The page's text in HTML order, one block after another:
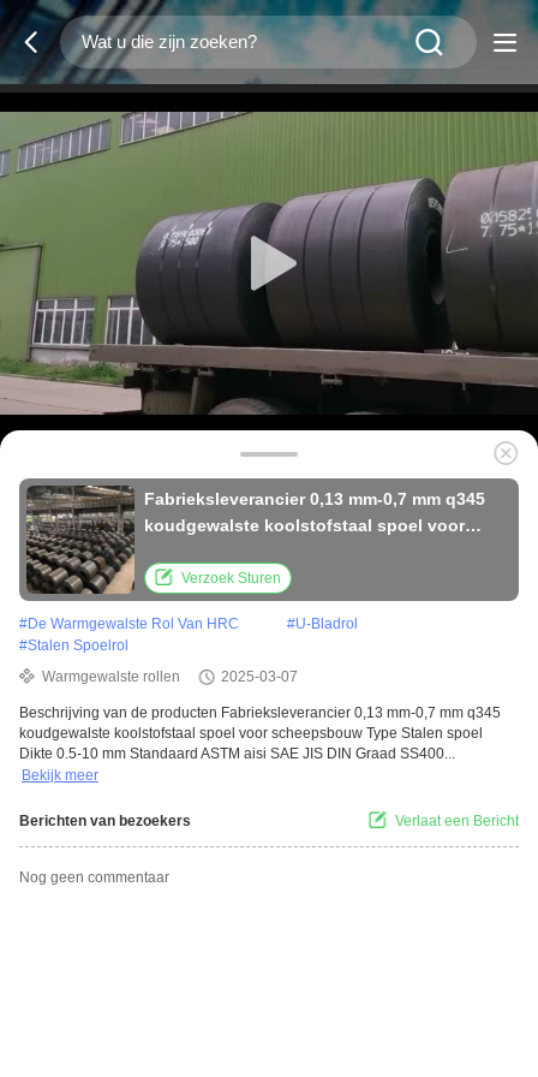
Fabrieksleverancier 0,13 mm-0,7 mm q345
koudgewalste koolstofstaal spoel voor
Verzoek Sturen
#De Warmgewalste Rol Van HRC #U-Bladrol
#Stalen Spoelrol
Warmgewalste rollen
2025-03-07
Beschrijving van de producten Fabrieksleverancier 0,13 mm-0,7 mm q345
koudgewalste koolstofstaal spoel voor scheepsbouw Type Stalen spoel
Dikte 0.5-10 mm Standaard ASTM aisi SAE JIS DIN Graad SS400...
Bekijk meer
Berichten van bezoekers Verlaat een Bericht
Nog geen commentaar